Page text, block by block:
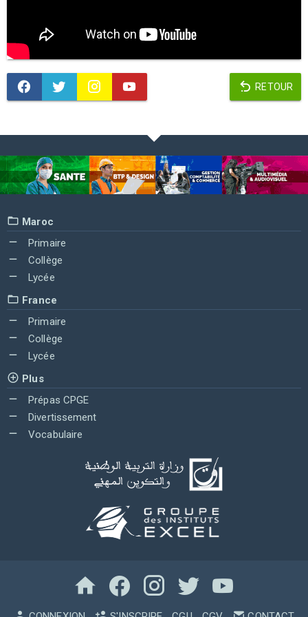
RETOUR
Maroc
Primaire
Collège
Lycée
France
Primaire
Collège
Lycée
Plus
Prépas CPGE
Divertissement
Vocabulaire